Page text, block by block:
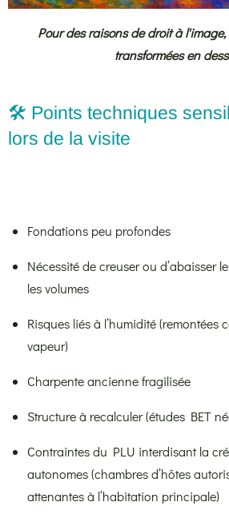
Pour des raisons de droit à
transformées en
🛠️ Points techniques
lors de la visite
Fondations peu profondes
Nécessité de creuser ou d’abaisser
les volumes
Risques liés à l’humidité (remontées
vapeur)
Charpente ancienne fragilisée
Structure à recalculer (études BET
Contraintes du PLU interdisant la
autonomes (chambres d’hôtes
attenantes à l’habitation principale)